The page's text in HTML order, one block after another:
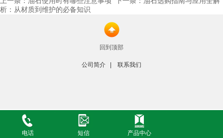
析：从材质到维护的必备知识
回到顶部
公司简介 联系我们
电话 短信 产品中心